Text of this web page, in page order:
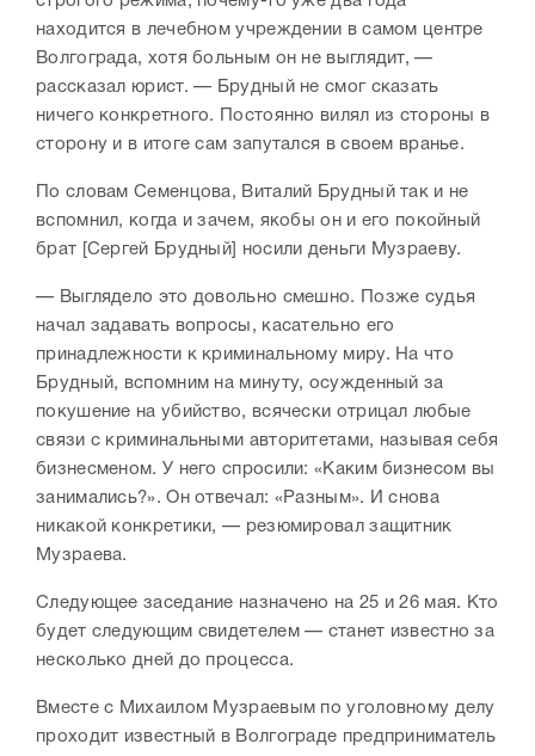
находится в лечебном учреждении в самом центре
Волгограда, хотя больным он не выглядит, —
рассказал юрист. — Брудный не смог сказать
ничего конкретного. Постоянно вилял из стороны в
сторону и в итоге сам запутался в своем вранье.
По словам Семенцова, Виталий Брудный так и не
вспомнил, когда и зачем, якобы он и его покойный
брат [Сергей Брудный] носили деньги Музраеву.
— Выглядело это довольно смешно. Позже судья
начал задавать вопросы, касательно его
принадлежности к криминальному миру. На что
Брудный, вспомним на минуту, осужденный за
покушение на убийство, всячески отрицал любые
связи с криминальными авторитетами, называя себя
бизнесменом. У него спросили: «Каким бизнесом вы
занимались?». Он отвечал: «Разным». И снова
никакой конкретики, — резюмировал защитник
Музраева.
Следующее заседание назначено на 25 и 26 мая. Кто
будет следующим свидетелем — станет известно за
несколько дней до процесса.
Вместе с Михаилом Музраевым по уголовному делу
проходит известный в Волгограде предприниматель